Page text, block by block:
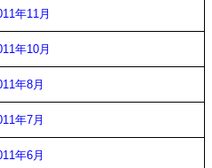
年11月
年10月
年8月
年7月
年6月